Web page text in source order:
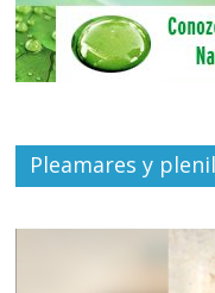
Pleamares y